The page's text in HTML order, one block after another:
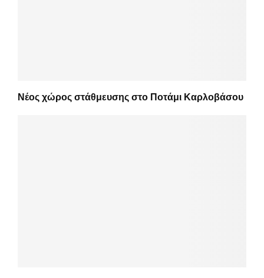
Νέος χώρος στάθμευσης στο Ποτάμι Καρλοβάσου